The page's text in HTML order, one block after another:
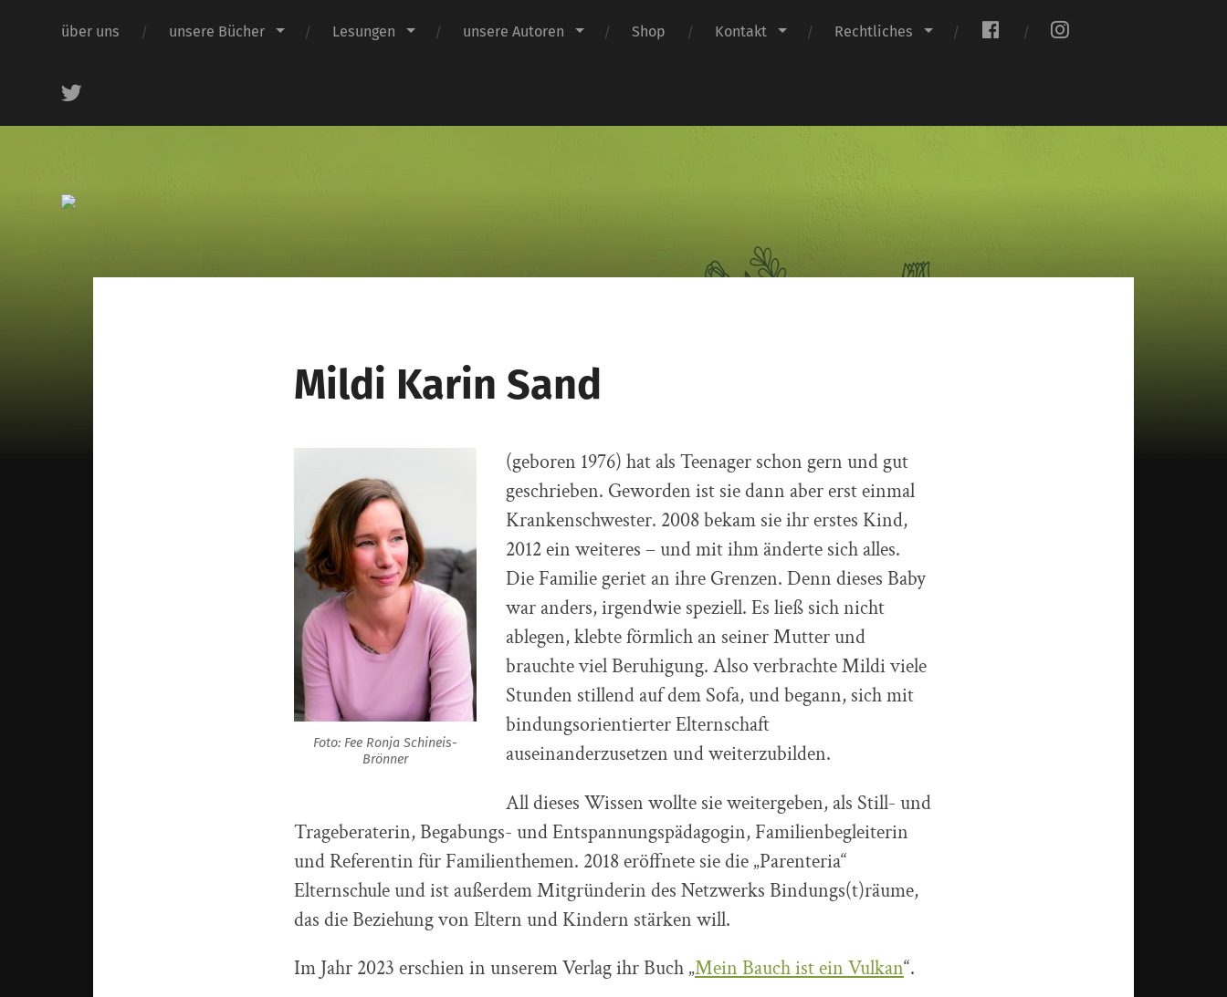
über uns unsere Bücher Lesungen unsere Autoren Shop Kontakt Rechtliches .
Claus
Mildi Karin Sand
Foto: Fee Ronja Schineis-
Brönner
(geboren 1976) hat als Teenager schon gern und gut
geschrieben. Geworden ist sie dann aber erst einmal
Krankenschwester. 2008 bekam sie ihr erstes Kind,
2012 ein weiteres – und mit ihm änderte sich alles.
Die Familie geriet an ihre Grenzen. Denn dieses Baby
war anders, irgendwie speziell. Es ließ sich nicht
ablegen, klebte förmlich an seiner Mutter und
brauchte viel Beruhigung. Also verbrachte Mildi viele
Stunden stillend auf dem Sofa, und begann, sich mit
bindungsorientierter Elternschaft
auseinanderzusetzen und weiterzubilden.
All dieses Wissen wollte sie weitergeben, als Still- und
Trageberaterin, Begabungs- und Entspannungspädagogin, Familienbegleiterin
und Referentin für Familienthemen. 2018 eröffnete sie die „Parenteria“
Elternschule und ist außerdem Mitgründerin des Netzwerks Bindungs(t)räume,
das die Beziehung von Eltern und Kindern stärken will.
Im Jahr 2023 erschien in unserem Verlag ihr Buch „Mein Bauch ist ein Vulkan“.